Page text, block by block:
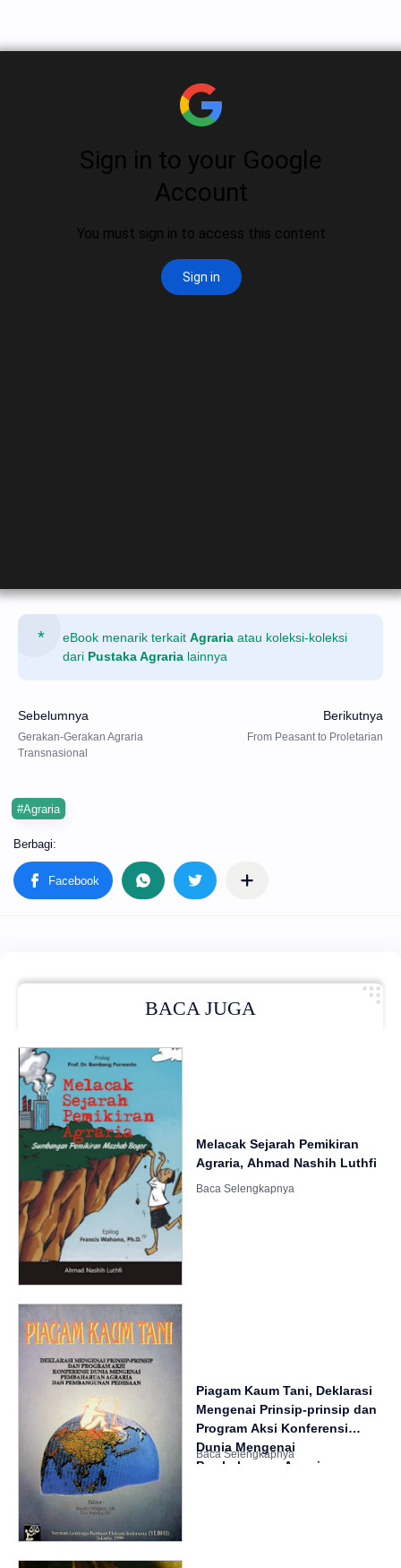
eBook menarik terkait Agraria atau koleksi-koleksi
dari Pustaka Agraria lainnya
#Agraria
BACA JUGA
Melacak Sejarah Pemikiran
Agraria, Ahmad Nashih Luthfi
Piagam Kaum Tani, Deklarasi
Mengenai Prinsip-prinsip dan
Program Aksi Konferensi
Dunia Mengenai
Pembaharuan Agraria